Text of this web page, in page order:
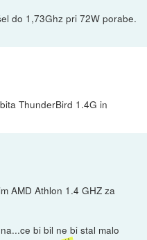
do 1,73Ghz pri 72W porabe.
ThunderBird 1.4G in
AMD Athlon 1.4 GHZ za
bi bil ne bi stal malo